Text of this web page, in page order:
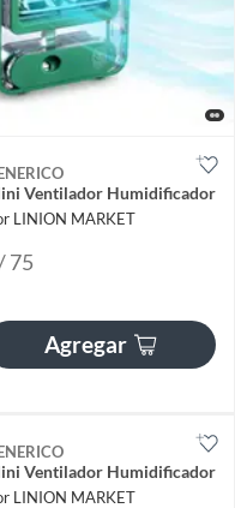
Ventilador Humidificador
LINION MARKET
75
Agregar
Ventilador Humidificador
LINION MARKET